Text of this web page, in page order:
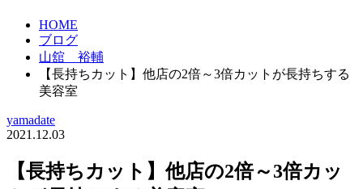
HOME
ブログ
山舘 裕輔
【長持ちカット】他店の2倍～3倍カットが長持ちする
美容室
yamadate
2021.12.03
【長持ちカット】他店の2倍～3倍カッ